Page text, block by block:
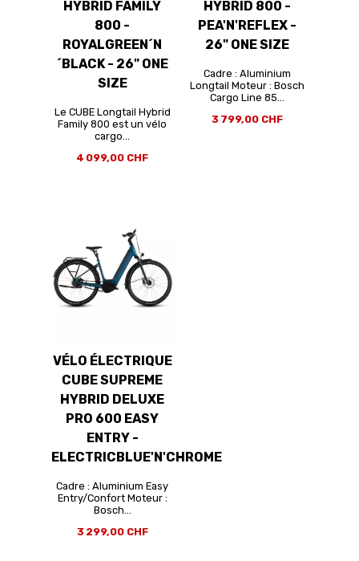
HYBRID FAMILY
800 -
ROYALGREEN´N
´BLACK - 26" ONE
SIZE
Le CUBE Longtail Hybrid
Family 800 est un vélo
cargo...
4 099,00 CHF
HYBRID 800 -
PEA'N'REFLEX -
26" ONE SIZE
Cadre : Aluminium
Longtail Moteur : Bosch
Cargo Line 85...
3 799,00 CHF
VÉLO ÉLECTRIQUE
CUBE SUPREME
HYBRID DELUXE
PRO 600 EASY
ENTRY -
ELECTRICBLUE'N'CHROME
Cadre : Aluminium Easy
Entry/Confort Moteur :
Bosch...
3 299,00 CHF